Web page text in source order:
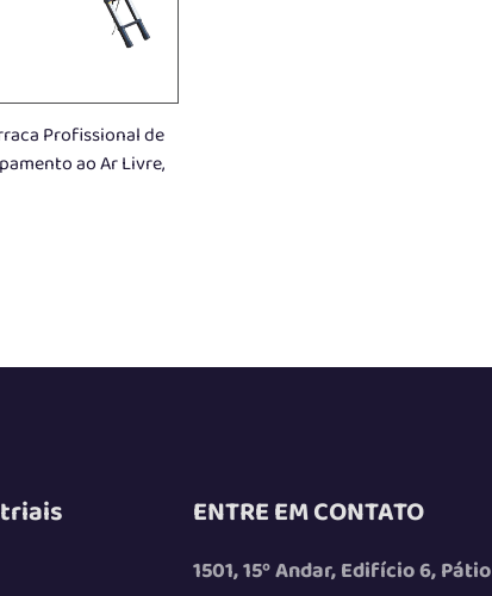
Profissional de
ao Ar Livre,
ENTRE EM CONTATO
1501, 15º Andar, Edifício 6, Pátio